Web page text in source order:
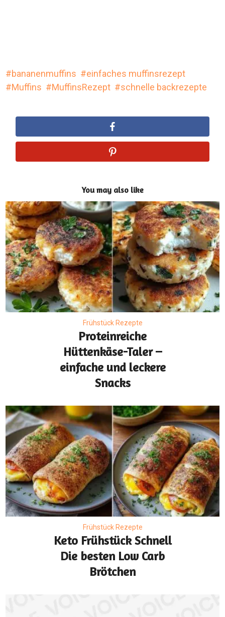
bananenmuffins
einfaches muffinsrezept
Muffins
MuffinsRezept schnelle backrezepte
You may also like
Frühstück Rezepte
Proteinreiche
Hüttenkäse-Taler –
einfache und leckere
Snacks
Frühstück Rezepte
Keto Frühstück Schnell
Die besten Low Carb
Brötchen